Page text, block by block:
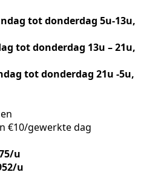
tot donderdag 5u-13u,
tot donderdag 13u – 21u,
tot donderdag 21u -5u,
€10/gewerkte dag
u
u